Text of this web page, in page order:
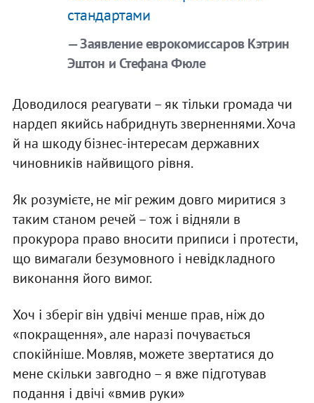
стандартами
— Заявление еврокомиссаров Кэтрин
Эштон и Стефана Фюле
Доводилося реагувати – як тільки громада чи
нардеп якийсь набриднуть зверненнями. Хоча
й на шкоду бізнес-інтересам державних
чиновників найвищого рівня.
Як розумієте, не міг режим довго миритися з
таким станом речей – тож і відняли в
прокурора право вносити приписи і протести,
що вимагали безумовного і невідкладного
виконання його вимог.
Хоч і зберіг він удвічі менше прав, ніж до
«покращення», але наразі почувається
спокійніше. Мовляв, можете звертатися до
мене скільки завгодно – я вже підготував
подання і двічі «вмив руки»